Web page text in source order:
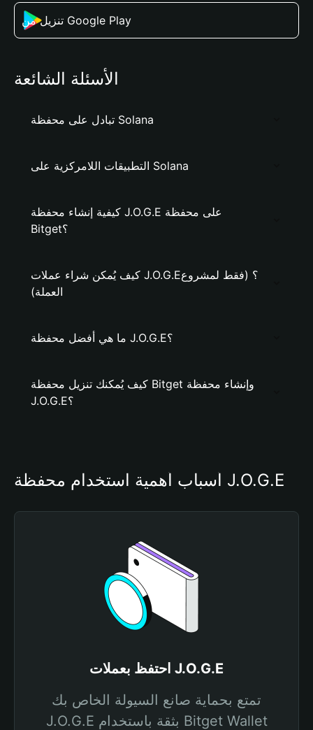
تنزيل من Google Play
الأسئلة الشائعة
تبادل على محفظة Solana
التطبيقات اللامركزية على Solana
كيفية إنشاء محفظة J.O.G.E على محفظة
Bitget؟
كيف يُمكن شراء عملات J.O.G.E؟ (فقط لمشروع
العملة)
ما هي أفضل محفظة J.O.G.E؟
كيف يُمكنك تنزيل محفظة Bitget وإنشاء محفظة
J.O.G.E؟
أسباب أهمية استخدام محفظة J.O.G.E
احتفظ بعملات J.O.G.E
تمتع بحماية صانع السيولة الخاص بك
J.O.G.E بثقة باستخدام Bitget Wallet